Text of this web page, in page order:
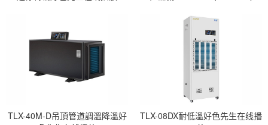
TLX-40M-D吊頂管道調溫降溫好
TLX-08DX耐低溫好色先生在线播